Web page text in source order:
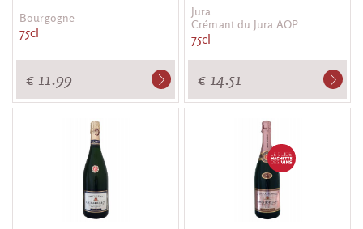
Bourgogne
75cl
€ 11.99
Jura
Crémant du Jura AOP
75cl
€ 14.51